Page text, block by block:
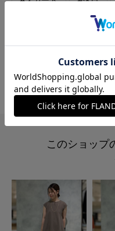
#大きいサ
#骨格ウェーブ #カ
#ふわもこ
このショップ